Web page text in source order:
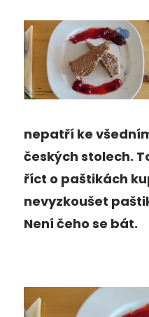
nepatří ke
českých stolech.
říct o paštikách
nevyzkoušet
Není čeho se bát.